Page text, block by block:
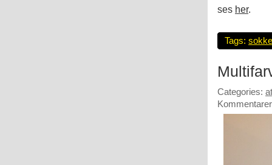
ses her.
Tags:
Categories: